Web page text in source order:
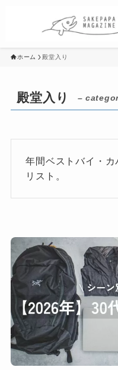
ホーム 殿堂入り
殿堂入り –
年間ベストバイ・
リスト。